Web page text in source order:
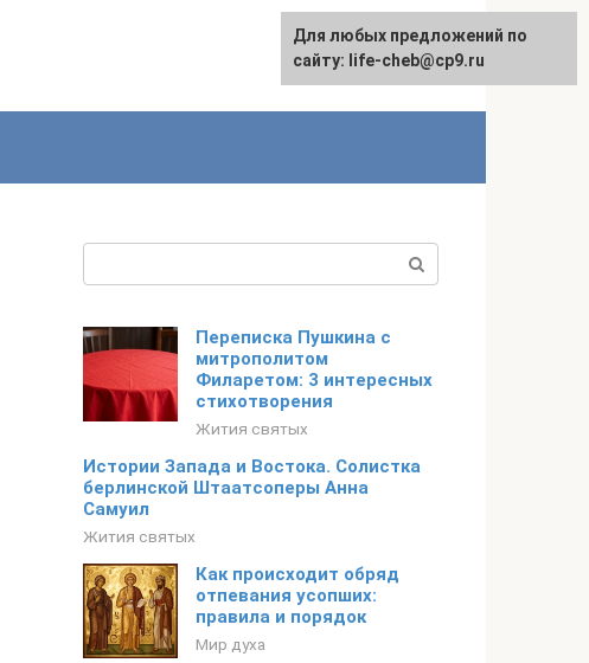
Переписка Пушкина с
митрополитом
Филаретом: 3 интересных
стихотворения
Жития святых
Истории Запада и Востока. Солистка
берлинской Штаатсоперы Анна
Самуил
Жития святых
Как происходит обряд
отпевания усопших:
правила и порядок
Мир духа
Для любых предложений по
сайту: life-cheb@cp9.ru
Для любых предложений по
сайту: life-cheb@cp9.ru